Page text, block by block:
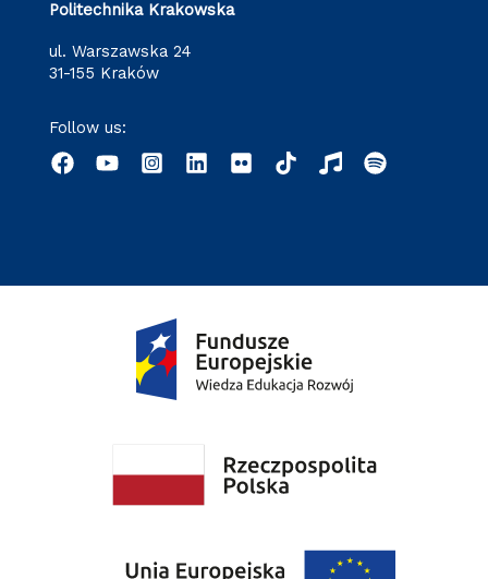
Politechnika Krakowska
ul. Warszawska 24
31-155 Kraków
Follow us: